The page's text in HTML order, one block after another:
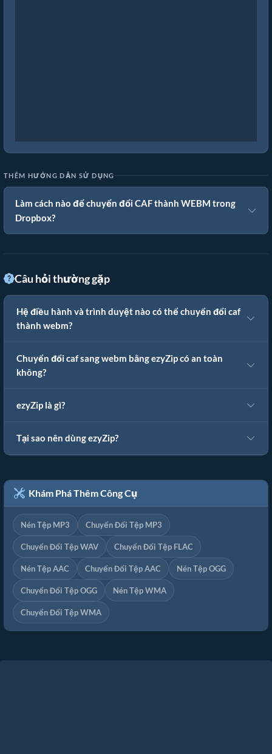
THÊM HƯỚNG DẪN SỬ DỤNG
Làm cách nào để chuyển đổi CAF thành WEBM trong
Dropbox?
Câu hỏi thường gặp
Hệ điều hành và trình duyệt nào có thể chuyển đổi caf
thành webm?
Chuyển đổi caf sang webm bằng ezyZip có an toàn
không?
ezyZip là gì?
Tại sao nên dùng ezyZip?
Khám Phá Thêm Công Cụ
Nén Tệp MP3 Chuyển Đổi Tệp MP3
Chuyển Đổi Tệp WAV Chuyển Đổi Tệp FLAC
Nén Tệp AAC Chuyển Đổi Tệp AAC Nén Tệp OGG
Chuyển Đổi Tệp OGG Nén Tệp WMA
Chuyển Đổi Tệp WMA